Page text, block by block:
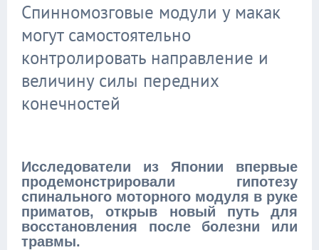
Спинномозговые модули у макак
могут самостоятельно
контролировать направление и
величину силы передних
конечностей
Исследователи из Японии впервые
продемонстрировали гипотезу
спинального моторного модуля в руке
приматов, открыв новый путь для
восстановления после болезни или
травмы.